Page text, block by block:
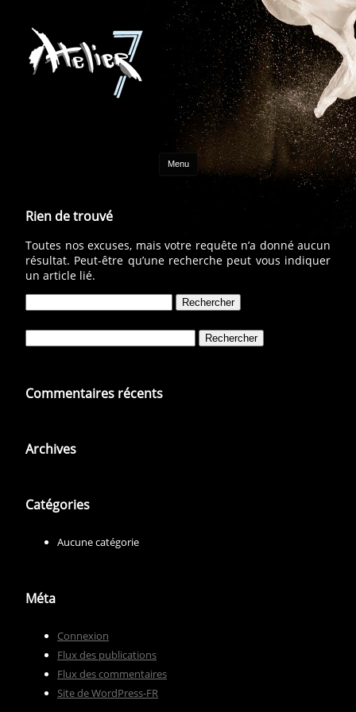
Menu Aller au contenu
Rien de trouvé
Toutes nos excuses, mais votre requête n’a donné aucun
résultat. Peut-être qu’une recherche peut vous indiquer
un article lié.
Commentaires récents
Archives
Catégories
Aucune catégorie
Méta
Connexion
Flux des publications
Flux des commentaires
Site de WordPress-FR